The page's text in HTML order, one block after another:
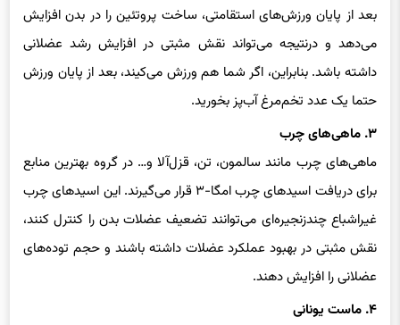
بعد از پایان ورزش‌های استقامتی، ساخت پروتئین را در بدن افزایش
می‌دهد و درنتیجه می‌تواند نقش مثبتی در افزایش رشد عضلانی
داشته باشد. بنابراین، اگر شما هم ورزش می‌کیند، بعد از پایان ورزش
حتما یک عدد تخم‌مرغ آب‌پز بخورید.
۳. ماهی‌های چرب
ماهی‌های چرب مانند سالمون، تن، قزل‌آلا و… در گروه بهترین منابع
برای دریافت اسیدهای چرب امگا-۳ قرار می‌گیرند. این اسیدهای چرب
غیراشباع چندزنجیره‌ای می‌توانند تضعیف عضلات بدن را کنترل کنند،
نقش مثبتی در بهبود عملکرد عضلات داشته باشند و حجم توده‌های
عضلانی را افزایش دهند.
۴. ماست یونانی